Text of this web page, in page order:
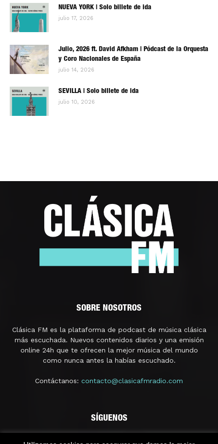
NUEVA YORK | Solo billete de ida
julio 17, 2026
Julio, 2026 ft. David Afkham | Pódcast de la Orquesta
y Coro Nacionales de España
julio 14, 2026
SEVILLA | Solo billete de ida
julio 10, 2026
SOBRE NOSOTROS
Clásica FM es la plataforma de podcast de música clásica
más escuchada. Nuevos contenidos diarios y una emisión
online 24h que te ofrecen la mejor música del mundo
como nunca antes la habías escuchado.
Contáctanos: contacto@clasicafmradio.com
SÍGUENOS